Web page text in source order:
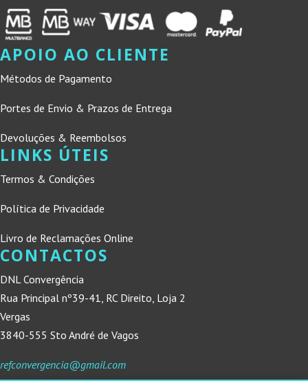
APOIO AO CLIENTE
Métodos de Pagamento
Portes de Envio & Prazos de Entrega
Devoluções & Reembolsos
LINKS ÚTEIS
Termos & Condições
Política de Privacidade
Livro de Reclamações Online
CONTACTOS
DNL Convergência
Rua Principal nº39-41, RC Direito, Loja 2
Vergas
3840-555 Sto André de Vagos
refconvergencia@gmail.com